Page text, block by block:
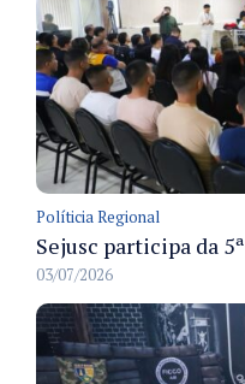
Políticia Regional
03/07/2026